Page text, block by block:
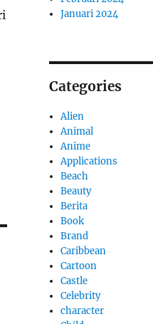
Januari 2024
Categories
Alien
Animal
Anime
Applications
Beach
Beauty
Berita
Book
Brand
Caribbean
Cartoon
Castle
Celebrity
character